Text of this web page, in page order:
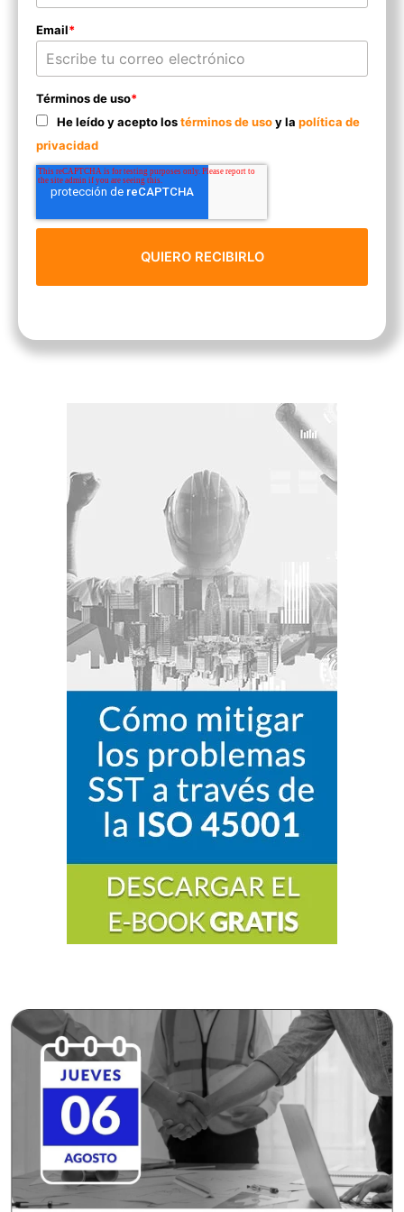
Email*
Términos de uso*
He leído y acepto lostérminos de usoy la política de
privacidad